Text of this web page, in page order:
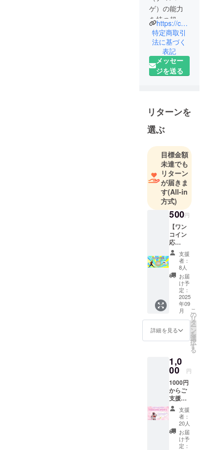
ゲ）の能力
を持つ超
神。正体は
秋田県在住
の米農家の
青年、アキ
タ・ケン
で農業をし
ながら、山
菜採りが趣
んと、飼い
犬である秋
田犬と一緒
に暮らして
いる。
https://chojin-neiger.com
特定商取引
法に基づく
表記
メッセー
ジを送る
リターンを
選ぶ
目標金額
未達でも
リターン
が届きま
す(All-in
方式)
500円
【ワン
コイン
応
援！】
ワンコ
インで
気軽に
ご支援
いただ
けま
す。 ご
支援者
様のお
名前
（ニッ
クネー
超神ネ
イガー
webサ
イトで
掲載。
・掲載
期間：
2026年
8月26日
まで、
スペ
シャル
支援
者：
8人
お届
け予
定：
2025
年09
月
詳細を見る
こ
の
リ
タ
ー
ン
を
選
択
す
る
1,0
00 円
1000円
からご
支援い
ただけ
る【お
気持ち
応援プ
ラン】
【ネイ
支援
者：
20人
お届
け予
定：